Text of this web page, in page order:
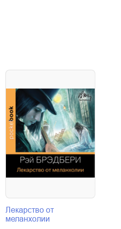
Лекарство от
меланхолии